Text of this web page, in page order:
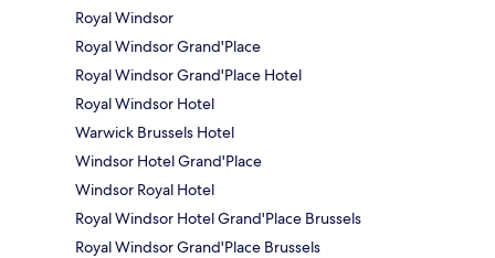
Royal Windsor
Royal Windsor Grand'Place
Royal Windsor Grand'Place Hotel
Royal Windsor Hotel
Warwick Brussels Hotel
Windsor Hotel Grand'Place
Windsor Royal Hotel
Royal Windsor Hotel Grand'Place Brussels
Royal Windsor Grand'Place Brussels